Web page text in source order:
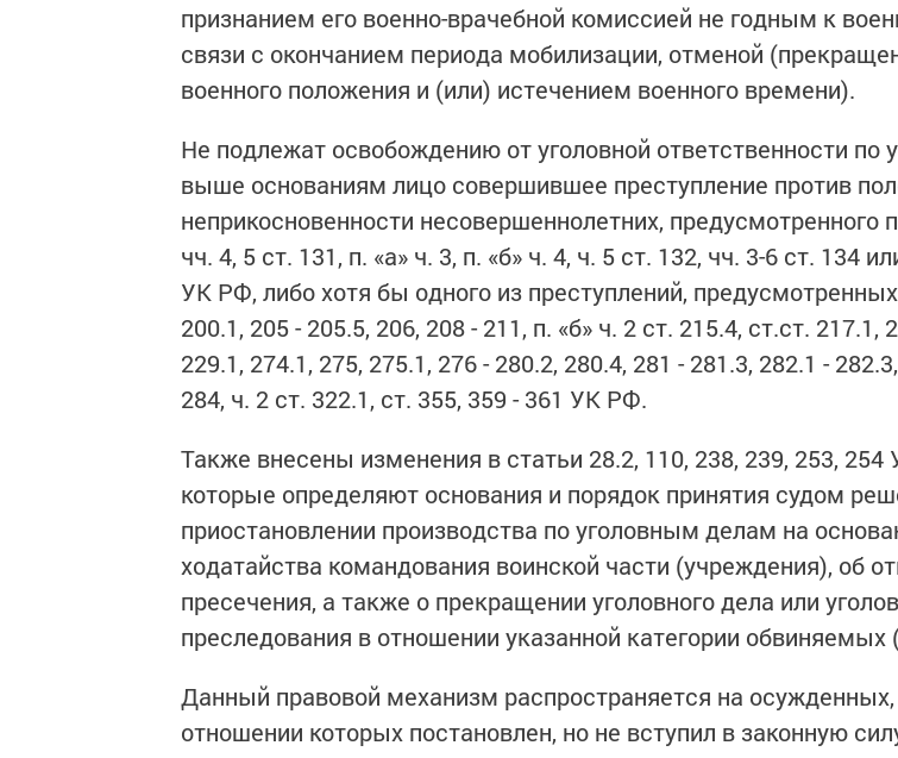
признанием его военно-врачебной комиссией не годным к
связи с окончанием периода мобилизации, отменой
военного положения и (или) истечением военного времени).
Не подлежат освобождению от уголовной ответственности по
выше основаниям лицо совершившее преступление против
неприкосновенности несовершеннолетних, предусмотренного
чч. 4, 5 ст. 131, п. «а» ч. 3, п. «б» ч. 4, ч. 5 ст. 132, чч. 3-6 ст. 134
УК РФ, либо хотя бы одного из преступлений,
200.1, 205 - 205.5, 206, 208 - 211, п. «б» ч. 2 ст. 215.4, ст.ст. 217.1,
229.1, 274.1, 275, 275.1, 276 - 280.2, 280.4, 281 - 281.3, 282.1 -
284, ч. 2 ст. 322.1, ст. 355, 359 - 361 УК РФ.
Также внесены изменения в статьи 28.2, 110, 238, 239, 253,
которые определяют основания и порядок принятия судом
приостановлении производства по уголовным делам на
ходатайства командования воинской части (учреждения), об
пресечения, а также о прекращении уголовного дела или
преследования в отношении указанной категории
Данный правовой механизм распространяется на осужденных,
отношении которых постановлен, но не вступил в законную